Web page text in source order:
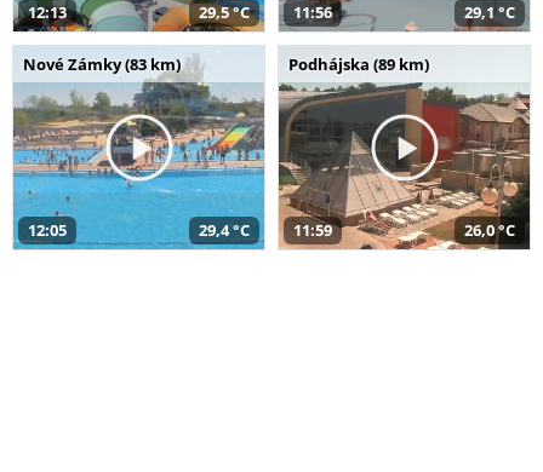
12:13 29,5 °C 11:56 29,1 °C
Nové Zámky (83 km)
12:05 29,4 °C
Podhájska (89 km)
11:59 26,0 °C